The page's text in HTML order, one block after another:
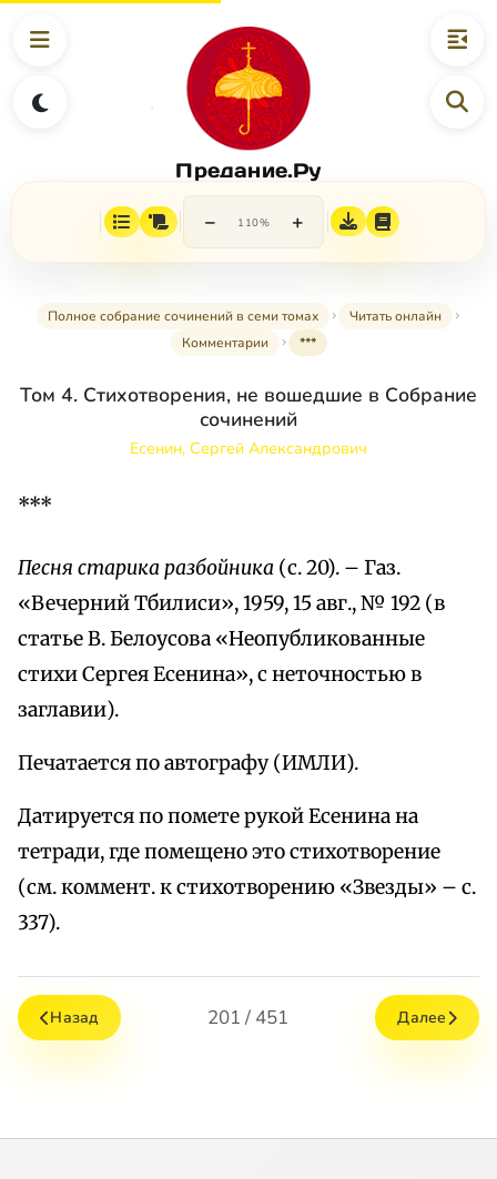
Предание.Ру
− 110% +
Полное собрание сочинений в семи томах
Читать онлайн
Комментарии
***
Том 4. Стихотворения, не вошедшие в Собрание
сочинений
Есенин, Сергей Александрович
***
Песня старика разбойника (с. 20). – Газ.
«Вечерний Тбилиси», 1959, 15 авг., № 192 (в
статье В. Белоусова «Неопубликованные
стихи Сергея Есенина», с неточностью в
заглавии).
Печатается по автографу (ИМЛИ).
Датируется по помете рукой Есенина на
тетради, где помещено это стихотворение
(см. коммент. к стихотворению «Звезды» – с.
337).
Назад 201 / 451 Далее